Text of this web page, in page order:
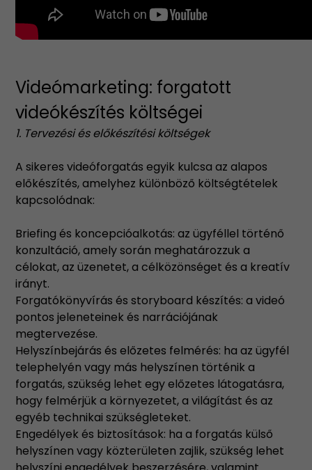
Videómarketing: forgatott
videókészítés költségei
1. Tervezési és előkészítési költségek
A sikeres videóforgatás egyik kulcsa az alapos
előkészítés, amelyhez különböző költségtételek
kapcsolódnak:
Briefing és koncepcióalkotás: az ügyféllel történő
konzultáció, amely során meghatározzuk a
célokat, az üzenetet, a célközönséget és a kreatív
irányt.
Forgatókönyvírás és storyboard készítés: a videó
pontos jeleneteinek és narrációjának
megtervezése.
Helyszínbejárás és előzetes felmérés: ha az ügyfél
telephelyén vagy más helyszínen történik a
forgatás, szükség lehet egy előzetes látogatásra,
hogy felmérjük a környezetet, a világítást és az
egyéb technikai szükségleteket.
Engedélyek és biztosítások: ha a forgatás külső
helyszínen vagy közterületen zajlik, szükség lehet